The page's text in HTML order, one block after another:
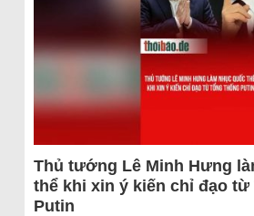
Thủ tướng Lê Minh Hưng
thể khi xin ý kiến chỉ đạo từ
Putin